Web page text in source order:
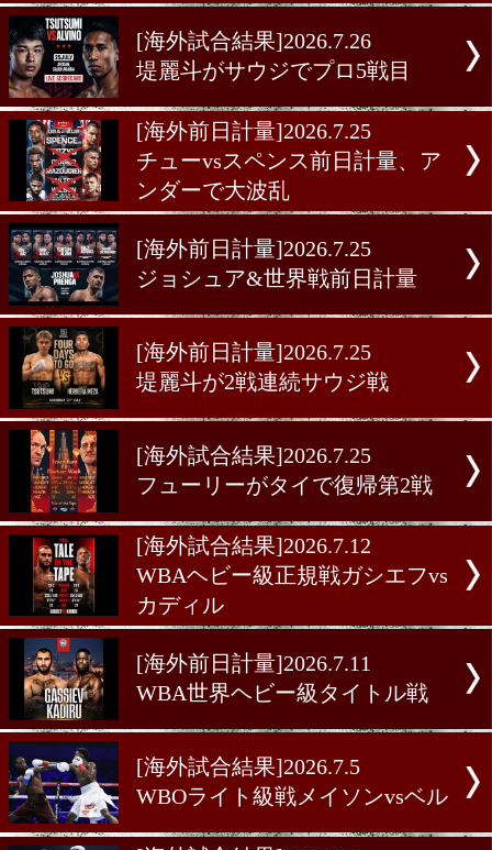
[海外試合結果]2026.7.26
ジョシュア&2つの世界戦
[海外試合結果]2026.7.26
堤麗斗がサウジでプロ5戦
[海外前日計量]2026.7.25
チューvsスペンス前日計量
ンダーで大波乱
[海外前日計量]2026.7.25
ジョシュア&世界戦前日計
[海外前日計量]2026.7.25
堤麗斗が2戦連続サウジ戦
[海外試合結果]2026.7.25
[海外試合結果]2026.7.12